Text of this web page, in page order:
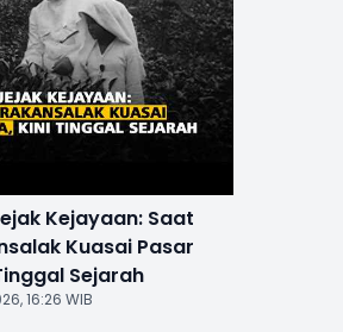
Kejayaan: Saat
Kuasai Pasar
Sejarah
16:26 WIB